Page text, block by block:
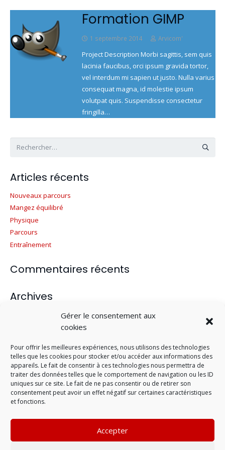
Gérer le consentement aux
cookies
Pour offrir les meilleures expériences, nous utilisons des technologies
telles que les cookies pour stocker et/ou accéder aux informations des
appareils. Le fait de consentir à ces technologies nous permettra de
traiter des données telles que le comportement de navigation ou les ID
uniques sur ce site. Le fait de ne pas consentir ou de retirer son
consentement peut avoir un effet négatif sur certaines caractéristiques
et fonctions.
Accepter
Formation GIMP
1 septembre 2014 Arvicom'
Project Description Morbi sagittis, sem quis
lacinia faucibus, orci ipsum gravida tortor,
vel interdum mi sapien ut justo. Nulla varius
consequat magna, id molestie ipsum
volutpat quis. Suspendisse consectetur
fringilla…
Rechercher :
Articles récents
Nouveaux parcours
Mangez équilibré
Physique
Parcours
Entraînement
Commentaires récents
Archives
septembre 2013
juillet 2013
Catégories
Evénement
Non classé
Parcours